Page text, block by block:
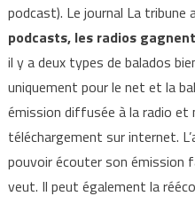
podcast). Le journal La tribune
podcasts, les radios
il y a deux types de balados
uniquement pour le net et la
émission diffusée à la radio et
téléchargement sur internet.
pouvoir écouter son émission
veut. Il peut également la